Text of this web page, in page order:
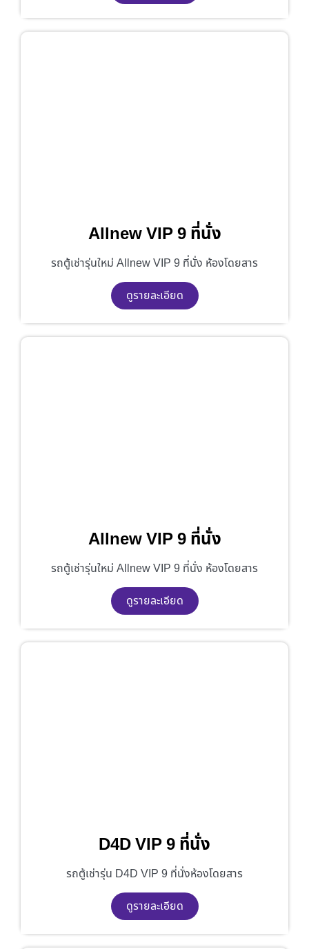
Allnew VIP 9 ที่นั่ง
รถตู้เช่ารุ่นใหม่ Allnew VIP 9 ที่นั่ง ห้องโดยสาร
ดูรายละเอียด
Allnew VIP 9 ที่นั่ง
รถตู้เช่ารุ่นใหม่ Allnew VIP 9 ที่นั่ง ห้องโดยสาร
ดูรายละเอียด
D4D VIP 9 ที่นั่ง
รถตู้เช่ารุ่น D4D VIP 9 ที่นั่งห้องโดยสาร
ดูรายละเอียด